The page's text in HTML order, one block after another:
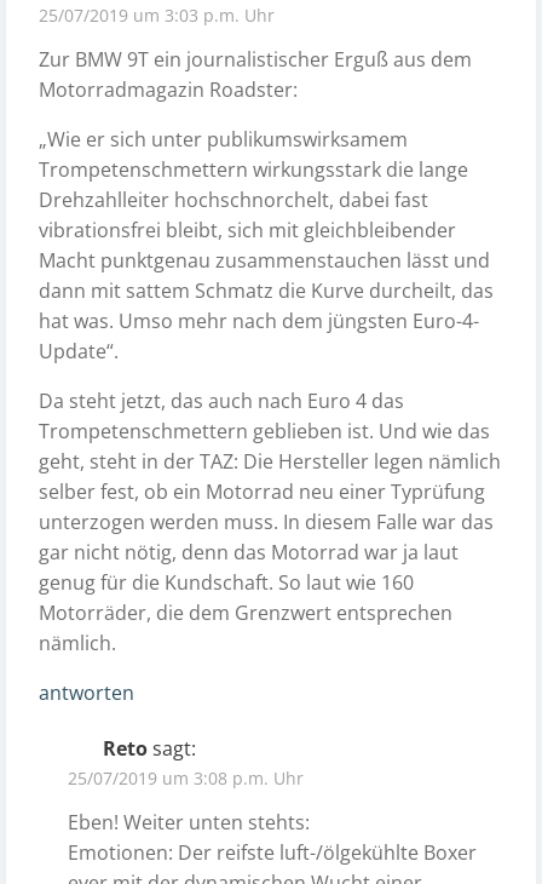
25/07/2019 um 3:03 p.m. Uhr
Zur BMW 9T ein journalistischer Erguß aus dem
Motorradmagazin Roadster:
„Wie er sich unter publikumswirksamem
Trompetenschmettern wirkungsstark die lange
Drehzahlleiter hochschnorchelt, dabei fast
vibrationsfrei bleibt, sich mit gleichbleibender
Macht punktgenau zusammenstauchen lässt und
dann mit sattem Schmatz die Kurve durcheilt, das
hat was. Umso mehr nach dem jüngsten Euro-4-
Update“.
Da steht jetzt, das auch nach Euro 4 das
Trompetenschmettern geblieben ist. Und wie das
geht, steht in der TAZ: Die Hersteller legen nämlich
selber fest, ob ein Motorrad neu einer Typrüfung
unterzogen werden muss. In diesem Falle war das
gar nicht nötig, denn das Motorrad war ja laut
genug für die Kundschaft. So laut wie 160
Motorräder, die dem Grenzwert entsprechen
nämlich.
antworten
Retosagt:
25/07/2019 um 3:08 p.m. Uhr
Eben! Weiter unten stehts:
Emotionen: Der reifste luft-/ölgekühlte Boxer